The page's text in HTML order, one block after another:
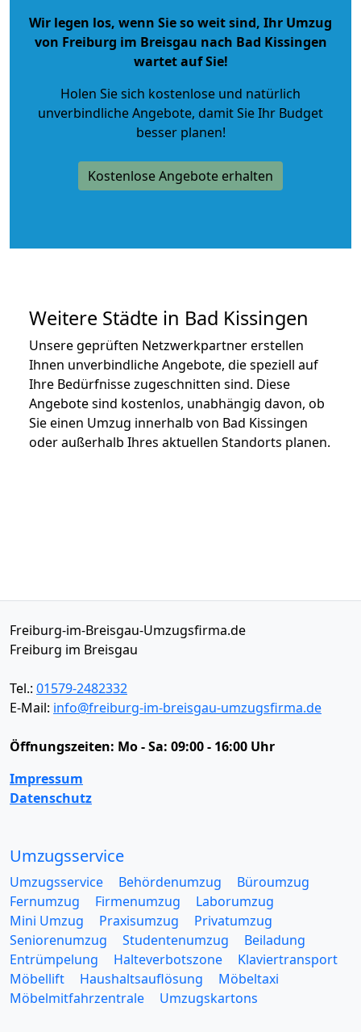
Wir legen los, wenn Sie so weit sind, Ihr Umzug
von Freiburg im Breisgau nach Bad Kissingen
wartet auf Sie!
Holen Sie sich kostenlose und natürlich
unverbindliche Angebote, damit Sie Ihr Budget
besser planen!
Kostenlose Angebote erhalten
Weitere Städte in Bad Kissingen
Unsere geprüften Netzwerkpartner erstellen
Ihnen unverbindliche Angebote, die speziell auf
Ihre Bedürfnisse zugeschnitten sind. Diese
Angebote sind kostenlos, unabhängig davon, ob
Sie einen Umzug innerhalb von Bad Kissingen
oder außerhalb Ihres aktuellen Standorts planen.
Freiburg-im-Breisgau-Umzugsfirma.de
Freiburg im Breisgau
Tel.: 01579-2482332
E-Mail: info@freiburg-im-breisgau-umzugsfirma.de
Öffnungszeiten: Mo - Sa: 09:00 - 16:00 Uhr
Impressum
Datenschutz
Umzugsservice
Umzugsservice Behördenumzug
Büroumzug
Fernumzug
Firmenumzug
Laborumzug
Mini Umzug
Praxisumzug
Privatumzug
Seniorenumzug
Studentenumzug
Beiladung
Entrümpelung
Halteverbotszone
Klaviertransport
Möbellift
Haushaltsauflösung
Möbeltaxi
Möbelmitfahrzentrale
Umzugskartons